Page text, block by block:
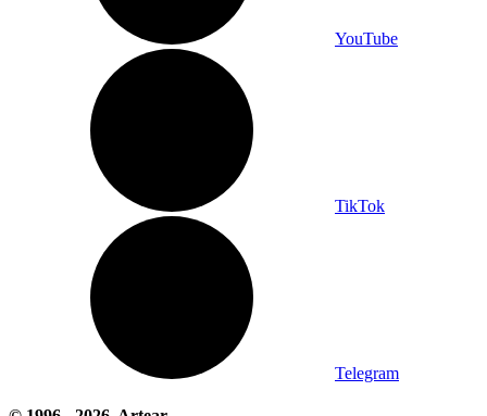
YouTube
TikTok
Telegram